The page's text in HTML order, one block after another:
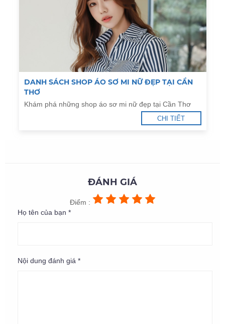
DANH SÁCH SHOP ÁO SƠ MI NỮ ĐẸP TẠI CẦN
THƠ
Khám phá những shop áo sơ mi nữ đẹp tại Cần Thơ
CHI TIẾT
ĐÁNH GIÁ
Điểm :
Họ tên của bạn *
Nội dung đánh giá *